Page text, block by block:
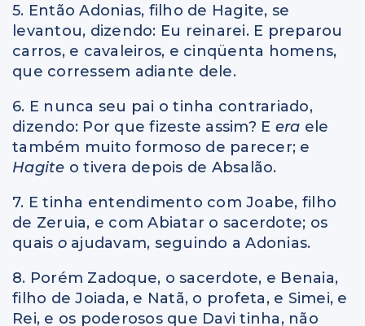
5. Então Adonias, filho de Hagite, se
levantou, dizendo: Eu reinarei. E preparou
carros, e cavaleiros, e cinqüenta homens,
que corressem adiante dele.
6. E nunca seu pai o tinha contrariado,
dizendo: Por que fizeste assim? E era ele
também muito formoso de parecer; e
Hagite o tivera depois de Absalão.
7. E tinha entendimento com Joabe, filho
de Zeruia, e com Abiatar o sacerdote; os
quais o ajudavam, seguindo a Adonias.
8. Porém Zadoque, o sacerdote, e Benaia,
filho de Joiada, e Natã, o profeta, e Simei, e
Rei, e os poderosos que Davi tinha, não